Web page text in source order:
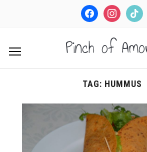
facebookinstagramtiktok
Pinch of
TAG: HUMMUS